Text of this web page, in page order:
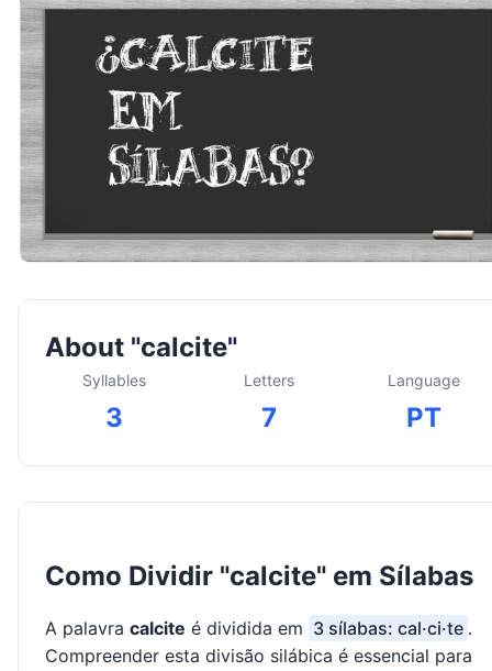
About "calcite"
Syllables
3
Letters
7
Language
PT
Como Dividir "calcite" em Sílabas
A palavra calcite é dividida em 3 sílabas: cal·ci·te .
Compreender esta divisão silábica é essencial para